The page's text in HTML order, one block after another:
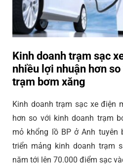
Kinh doanh trạm sạc
nhiều lợi nhuận hơn
trạm bơm xăng
Kinh doanh trạm sạc xe điện
hơn so với kinh doanh trạm
mỏ khổng lồ BP ở Anh tuyên
triển mảng kinh doanh trạm
năm tới lên 70.000 điểm sạc